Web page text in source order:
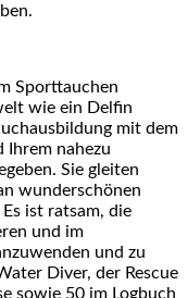
Sporttauchen
wie ein Delfin
mit dem
Ihrem nahezu
Sie gleiten
wunderschönen
ist ratsam, die
und im
und zu
Diver, der Rescue
sowie 50 im Logbuch